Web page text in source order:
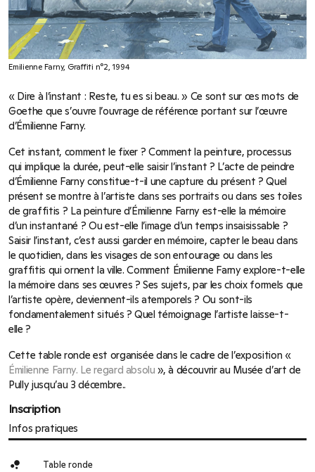
Emilienne Farny, Graffiti n°2, 1994
« Dire à l’instant : Reste, tu es si beau. » Ce sont sur ces mots de
Goethe que s’ouvre l’ouvrage de référence portant sur l’œuvre
d’Émilienne Farny.
Cet instant, comment le fixer ? Comment la peinture, processus
qui implique la durée, peut-elle saisir l’instant ? L’acte de peindre
d’Émilienne Farny constitue-t-il une capture du présent ? Quel
présent se montre à l’artiste dans ses portraits ou dans ses toiles
de graffitis ? La peinture d’Émilienne Farny est-elle la mémoire
d’un instantané ? Ou est-elle l’image d’un temps insaisissable ?
Saisir l’instant, c’est aussi garder en mémoire, capter le beau dans
le quotidien, dans les visages de son entourage ou dans les
graffitis qui ornent la ville. Comment Émilienne Farny explore-t-elle
la mémoire dans ses œuvres ? Ses sujets, par les choix formels que
l’artiste opère, deviennent-ils atemporels ? Ou sont-ils
fondamentalement situés ? Quel témoignage l’artiste laisse-t-
elle ?
Cette table ronde est organisée dans le cadre de l’exposition «
Émilienne Farny. Le regard absolu », à découvrir au Musée d’art de
Pully jusqu’au 3 décembre..
Inscription
Infos pratiques
bubble_chart Table ronde